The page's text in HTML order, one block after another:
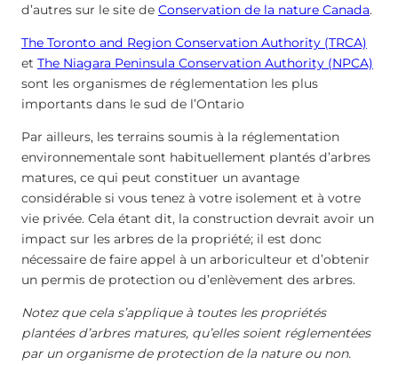
d’autres sur le site de Conservation de la nature Canada.
The Toronto and Region Conservation Authority (TRCA)
et The Niagara Peninsula Conservation Authority (NPCA)
sont les organismes de réglementation les plus
importants dans le sud de l’Ontario
Par ailleurs, les terrains soumis à la réglementation
environnementale sont habituellement plantés d’arbres
matures, ce qui peut constituer un avantage
considérable si vous tenez à votre isolement et à votre
vie privée. Cela étant dit, la construction devrait avoir un
impact sur les arbres de la propriété; il est donc
nécessaire de faire appel à un arboriculteur et d’obtenir
un permis de protection ou d’enlèvement des arbres.
Notez que cela s’applique à toutes les propriétés
plantées d’arbres matures, qu’elles soient réglementées
par un organisme de protection de la nature ou non.